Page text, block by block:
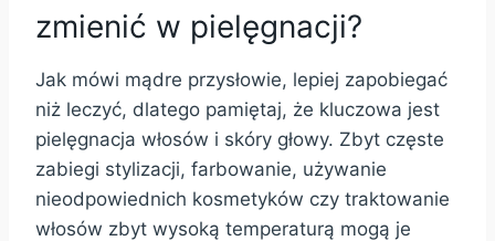
zmienić w pielęgnacji?
Jak mówi mądre przysłowie, lepiej zapobiegać
niż leczyć, dlatego pamiętaj, że kluczowa jest
pielęgnacja włosów i skóry głowy. Zbyt częste
zabiegi stylizacji, farbowanie, używanie
nieodpowiednich kosmetyków czy traktowanie
włosów zbyt wysoką temperaturą mogą je